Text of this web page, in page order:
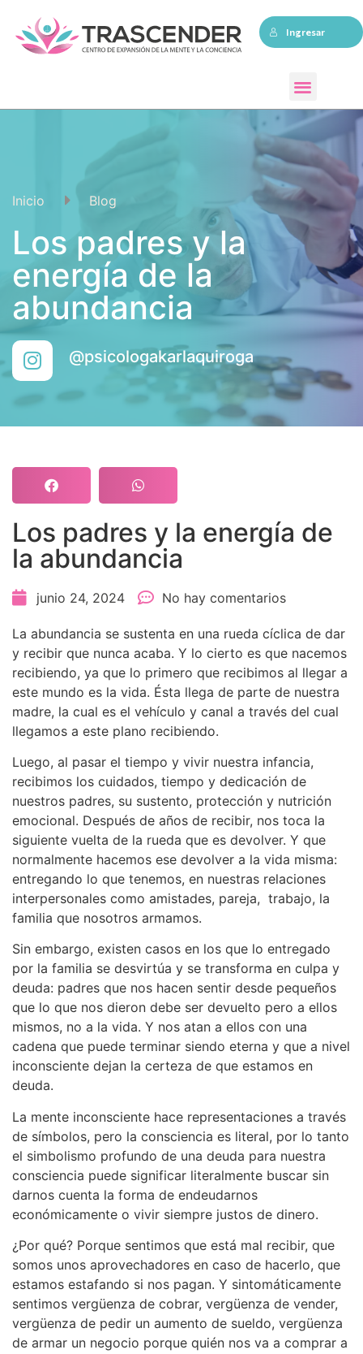
Ingresar
Inicio Blog
Los padres y la
energía de la
abundancia
@psicologakarlaquiroga
Los padres y la energía de
la abundancia
junio 24, 2024 No hay comentarios
La abundancia se sustenta en una rueda cíclica de dar
y recibir que nunca acaba. Y lo cierto es que nacemos
recibiendo, ya que lo primero que recibimos al llegar a
este mundo es la vida. Ésta llega de parte de nuestra
madre, la cual es el vehículo y canal a través del cual
llegamos a este plano recibiendo.
Luego, al pasar el tiempo y vivir nuestra infancia,
recibimos los cuidados, tiempo y dedicación de
nuestros padres, su sustento, protección y nutrición
emocional. Después de años de recibir, nos toca la
siguiente vuelta de la rueda que es devolver. Y que
normalmente hacemos ese devolver a la vida misma:
entregando lo que tenemos, en nuestras relaciones
interpersonales como amistades, pareja, trabajo, la
familia que nosotros armamos.
Sin embargo, existen casos en los que lo entregado
por la familia se desvirtúa y se transforma en culpa y
deuda: padres que nos hacen sentir desde pequeños
que lo que nos dieron debe ser devuelto pero a ellos
mismos, no a la vida. Y nos atan a ellos con una
cadena que puede terminar siendo eterna y que a nivel
inconsciente dejan la certeza de que estamos en
deuda.
La mente inconsciente hace representaciones a través
de símbolos, pero la consciencia es literal, por lo tanto
el simbolismo profundo de una deuda para nuestra
consciencia puede significar literalmente buscar sin
darnos cuenta la forma de endeudarnos
económicamente o vivir siempre justos de dinero.
¿Por qué? Porque sentimos que está mal recibir, que
somos unos aprovechadores en caso de hacerlo, que
estamos estafando si nos pagan. Y sintomáticamente
sentimos vergüenza de cobrar, vergüenza de vender,
vergüenza de pedir un aumento de sueldo, vergüenza
de armar un negocio porque quién nos va a comprar a